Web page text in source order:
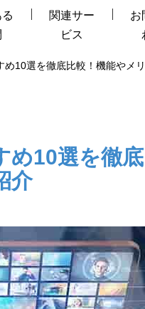
関連サー
ビス
お
10選を徹底比較！機能やメ
10選を徹
介